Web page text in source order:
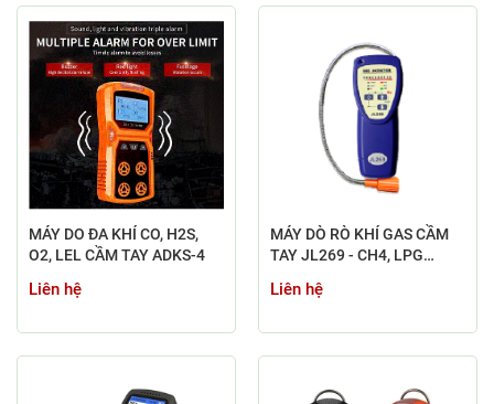
MÁY DO ĐA KHÍ CO, H2S,
O2, LEL CẦM TAY ADKS-4
Liên hệ
MÁY DÒ RÒ KHÍ GAS CẦM
TAY JL269 - CH4, LPG
Liên hệ